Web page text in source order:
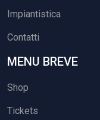
Impiantistica
Contatti
MENU BREVE
Shop
Tickets